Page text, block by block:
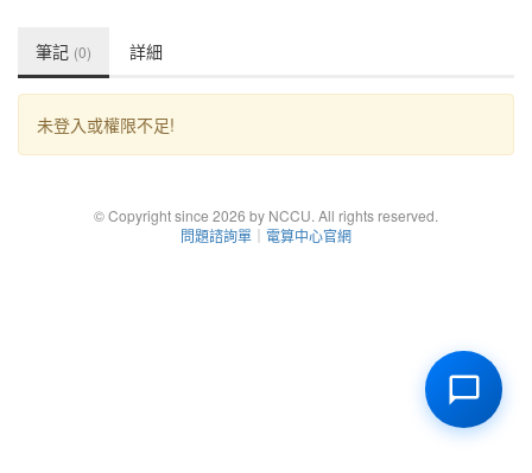
筆記 (0) 詳細
未登入或權限不足!
© Copyright since 2026 by NCCU. All rights reserved.
問題諮詢單 ｜ 電算中心官網